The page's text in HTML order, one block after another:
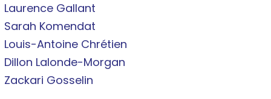
Laurence Gallant
Sarah Komendat
Louis-Antoine Chrétien
Dillon Lalonde-Morgan
Zackari Gosselin